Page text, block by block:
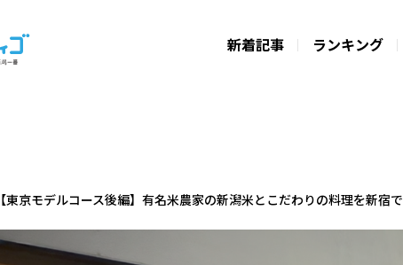
新着記事 ランキング
【東京モデルコース後編】有名米農家の新潟米とこだわりの料理を新宿